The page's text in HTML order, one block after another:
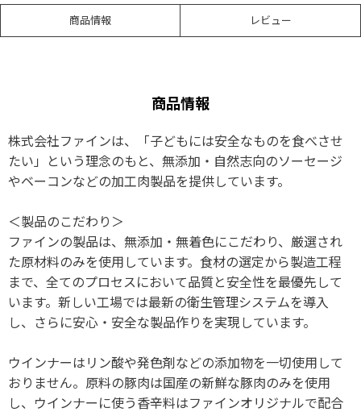
商品情報 レビュー
商品情報
株式会社ファインは、「子どもには安全なものを食べさせ
たい」という理念のもと、無添加・自然志向のソーセージ
やベーコンなどの加工肉製品を提供しています。
＜製品のこだわり＞
ファインの製品は、無添加・無着色にこだわり、厳選され
た原材料のみを使用しています。食材の選定から製造工程
まで、全てのプロセスにおいて品質と安全性を最優先して
います。新しい工場では最新の衛生管理システムを導入
し、さらに安心・安全な製品作りを実現しています。
ウインナーはリン酸や発色剤などの添加物を一切使用して
おりません。原料の豚肉は国産の新鮮な豚肉のみを使用
し、ウインナーに使う香辛料はファインオリジナルで配合